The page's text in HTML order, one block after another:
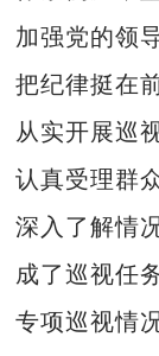
加强党的领
把纪律挺在
从实开展巡
认真受理群
深入了解情
成了巡视任
专项巡视情